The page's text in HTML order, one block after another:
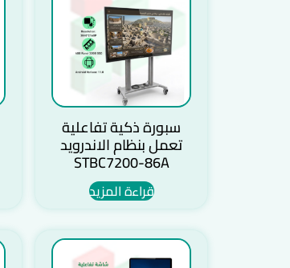
سبورة ذكية تفاعلية
تعمل بنظام الاندرويد
STBC7200-86A
قراءة المزيد